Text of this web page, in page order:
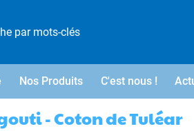
Nos Produits C'est nous !
- Coton de Tuléar